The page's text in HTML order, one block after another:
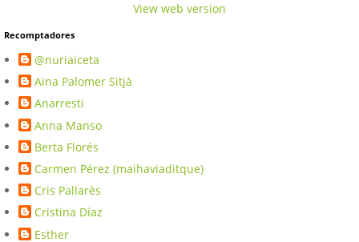
View web version
Recomptadores
@nuriaiceta
Aina Palomer Sitjà
Anarresti
Anna Manso
Berta Florés
Carmen Pérez (maihaviaditque)
Cris Pallarès
Cristina Díaz
Esther